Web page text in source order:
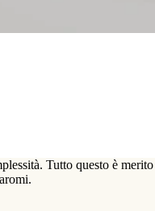
Tutto questo è